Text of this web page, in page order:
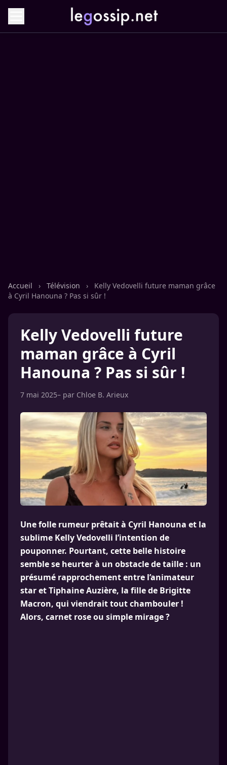
Accueil › Télévision ›
Kelly Vedovelli future maman grâce
à Cyril Hanouna ? Pas si sûr !
Kelly Vedovelli future
maman grâce à Cyril
Hanouna ? Pas si sûr !
7 mai 2025– par Chloe B. Arieux
Une folle rumeur prêtait à Cyril Hanouna et la
sublime Kelly Vedovelli l’intention de
pouponner. Pourtant, cette belle histoire
semble se heurter à un obstacle de taille : un
présumé rapprochement entre l’animateur
star et Tiphaine Auzière, la fille de Brigitte
Macron, qui viendrait tout chambouler !
Alors, carnet rose ou simple mirage ?